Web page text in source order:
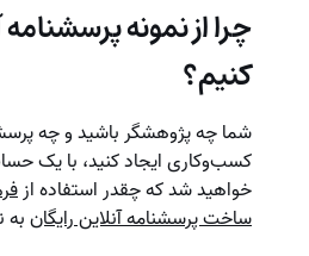
چرا از نمونه
کنیم؟
شما چه پژوهشگر باشید و چه
کسب‌وکاری ایجاد کنید، با یک
خواهید شد که چقدر استفاده از
ساخت پرسشنامه آنلاین رایگان